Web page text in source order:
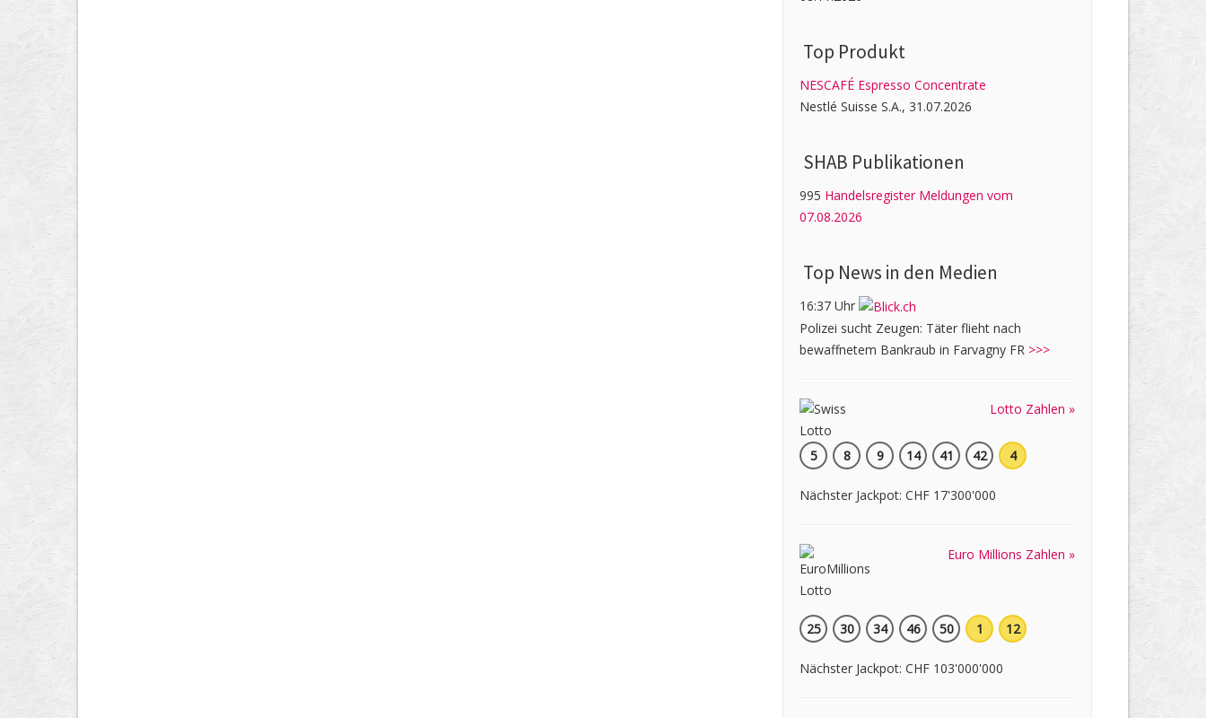
Top Produkt
NESCAFÉ Espresso Concentrate
Nestlé Suisse S.A., 31.07.2026
SHAB Publi­kati­onen
995 Handelsregister Meldungen vom
07.08.2026
Top News in den Medien
16:37 Uhr
Polizei sucht Zeugen: Täter flieht nach
bewaffnetem Bankraub in Farvagny FR >>>
Lotto Zahlen »
5 8 9 14 41 42 4
Nächster Jackpot: CHF 17'300'000
Euro Millions Zahlen »
25 30 34 46 50 1 12
Nächster Jackpot: CHF 103'000'000